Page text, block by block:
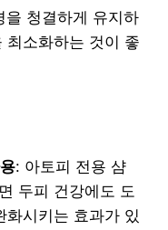
을 청결하게 유지하
최소화하는 것이 좋
: 아토피 전용 샴
두피 건강에도 도
화시키는 효과가 있